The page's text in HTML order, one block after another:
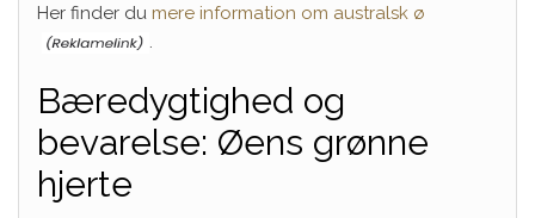
Her finder du mere information om australsk ø
.
Bæredygtighed og
bevarelse: Øens grønne
hjerte